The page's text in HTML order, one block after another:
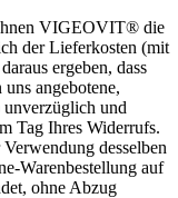
VIGEOVIT® die
der Lieferkosten (mit
ergeben, dass
angebotene,
unverzüglich und
Tag Ihres Widerrufs.
desselben
Warenbestellung auf
ohne Abzug